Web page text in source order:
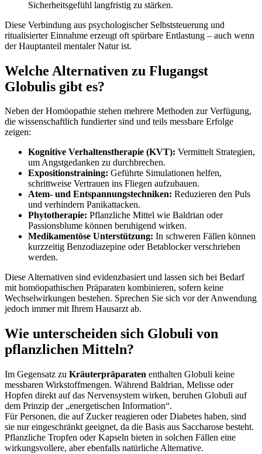
Sicherheitsgefühl langfristig zu stärken.
Diese Verbindung aus psychologischer Selbststeuerung und
ritualisierter Einnahme erzeugt oft spürbare Entlastung – auch wenn
der Hauptanteil mentaler Natur ist.
Welche Alternativen zu Flugangst
Globulis gibt es?
Neben der Homöopathie stehen mehrere Methoden zur Verfügung,
die wissenschaftlich fundierter sind und teils messbare Erfolge
zeigen:
Kognitive Verhaltenstherapie (KVT): Vermittelt Strategien,
um Angstgedanken zu durchbrechen.
Expositionstraining: Geführte Simulationen helfen,
schrittweise Vertrauen ins Fliegen aufzubauen.
Atem- und Entspannungstechniken: Reduzieren den Puls
und verhindern Panikattacken.
Phytotherapie: Pflanzliche Mittel wie Baldrian oder
Passionsblume können beruhigend wirken.
Medikamentöse Unterstützung: In schweren Fällen können
kurzzeitig Benzodiazepine oder Betablocker verschrieben
werden.
Diese Alternativen sind evidenzbasiert und lassen sich bei Bedarf
mit homöopathischen Präparaten kombinieren, sofern keine
Wechselwirkungen bestehen. Sprechen Sie sich vor der Anwendung
jedoch immer mit Ihrem Hausarzt ab.
Wie unterscheiden sich Globuli von
pflanzlichen Mitteln?
Im Gegensatz zu Kräuterpräparaten enthalten Globuli keine
messbaren Wirkstoffmengen. Während Baldrian, Melisse oder
Hopfen direkt auf das Nervensystem wirken, beruhen Globuli auf
dem Prinzip der „energetischen Information“.
Für Personen, die auf Zucker reagieren oder Diabetes haben, sind
sie nur eingeschränkt geeignet, da die Basis aus Saccharose besteht.
Pflanzliche Tropfen oder Kapseln bieten in solchen Fällen eine
wirkungsvollere, aber ebenfalls natürliche Alternative.